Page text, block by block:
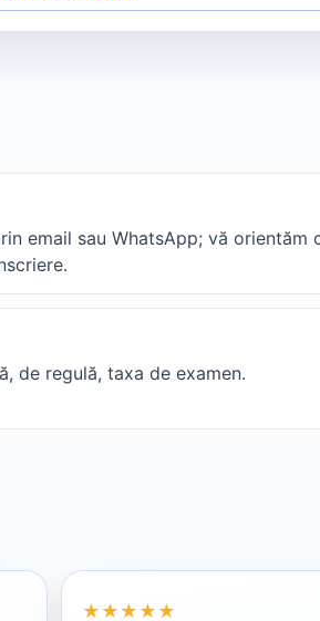
email sau WhatsApp; vă orientăm
de regulă, taxa de examen.
Rating 5 din 5
★ ★ ★ ★ ★